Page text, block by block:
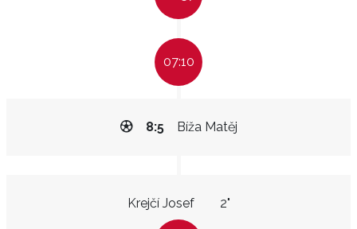
07:10
Bíža Matěj
8:5
Krejčí Josef 2"